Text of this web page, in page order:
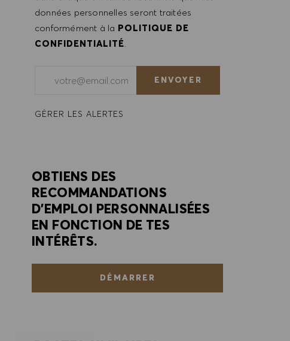
données personnelles seront traitées
conformément à la POLITIQUE DE
CONFIDENTIALITÉ
ENVOYER
GÉRER LES ALERTES
OBTIENS DES
RECOMMANDATIONS
D'EMPLOI PERSONNALISÉES
EN FONCTION DE TES
INTÉRÊTS.
DÉMARRER